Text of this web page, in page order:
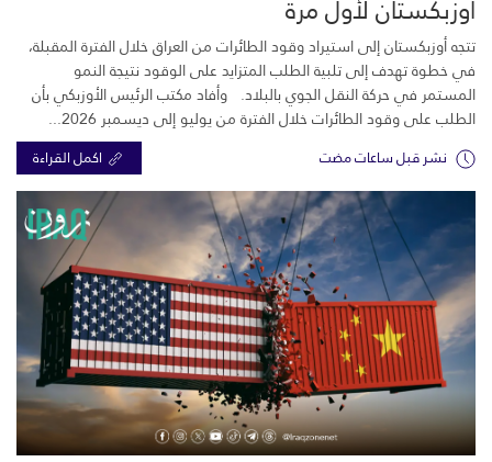
أوزبكستان لأول مرة
تتجه أوزبكستان إلى استيراد وقود الطائرات من العراق خلال الفترة المقبلة،
في خطوة تهدف إلى تلبية الطلب المتزايد على الوقود نتيجة النمو
المستمر في حركة النقل الجوي بالبلاد. وأفاد مكتب الرئيس الأوزبكي بأن
الطلب على وقود الطائرات خلال الفترة من يوليو إلى ديسمبر 2026...
نشر قبل ساعات مضت اكمل القراءة